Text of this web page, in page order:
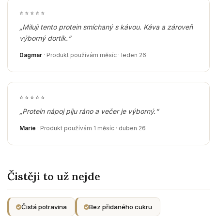
⭐ ⭐ ⭐ ⭐ ⭐
„Miluji tento protein smíchaný s kávou. Káva a zároveň
výborný dortík.“
Dagmar · Produkt používám měsíc · leden 26
⭐ ⭐ ⭐ ⭐ ⭐
„Protein nápoj piju ráno a večer je výborný.“
Marie · Produkt používám 1 měsíc · duben 26
Čistěji to už nejde
Čistá potravina Bez přidaného cukru